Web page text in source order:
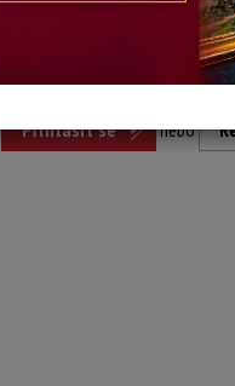
Pro účast v aukci se stačí
Přihlásit se
nebo